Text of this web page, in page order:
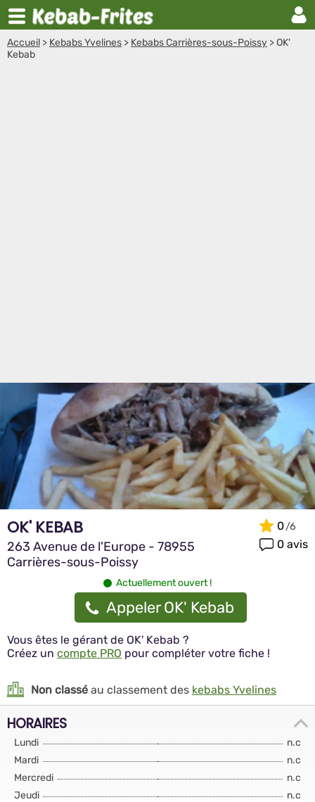
Accueil > Kebabs Yvelines > Kebabs Carrières-sous-Poissy >OK'
Kebab
OK' KEBAB
263 Avenue de l'Europe - 78955
Carrières-sous-Poissy
0
0 avis
Actuellement ouvert !
Appeler OK' Kebab
Vous êtes le gérant de OK' Kebab ?
Créez un compte PRO pour compléter votre fiche !
Non classé au classement des kebabs Yvelines
HORAIRES
Lundi
n.c
Mardi
n.c
Mercredi
n.c
Jeudi
n.c